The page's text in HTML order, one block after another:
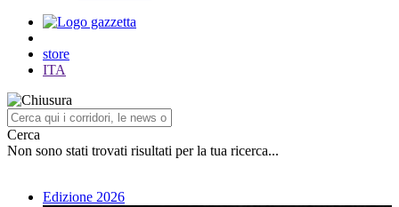
store
ITA
Cerca
Non sono stati trovati risultati per la tua ricerca...
Edizione 2026